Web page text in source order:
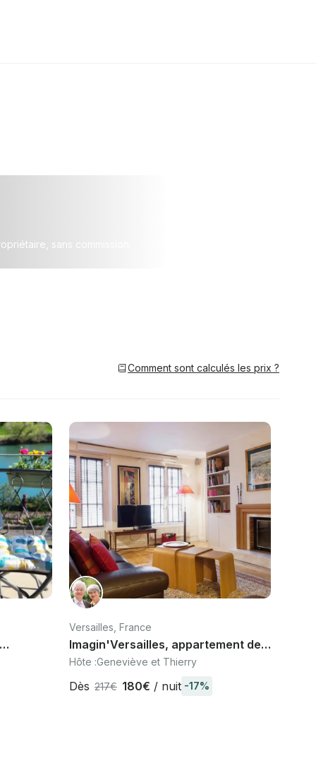
sans commission.
Comment sont calculés les prix ?
Versailles, France
Imagin'Versailles, appartement de
charme à 700 m du Château de
Hôte :Geneviève et Thierry
Dès 217€ 180€ / nuit -17%